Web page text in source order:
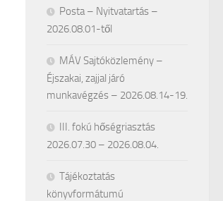
Posta – Nyitvatartás –
2026.08.01-től
MÁV Sajtóközlemény –
Éjszakai, zajjal járó
munkavégzés – 2026.08.14-19.
III. fokú hőségriasztás
2026.07.30 – 2026.08.04.
Tájékoztatás
könyvformátumú